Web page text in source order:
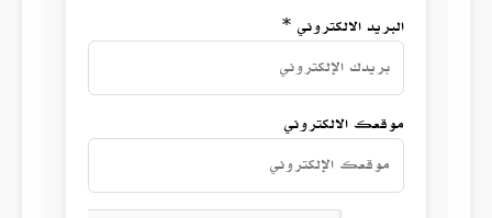
البريد الالكتروني *
موقعك الالكتروني